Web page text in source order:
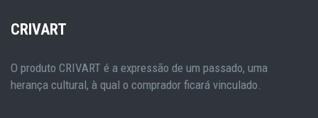
CRIVART
O produto CRIVART é a expressão de um passado, uma
herança cultural, à qual o comprador ficará vinculado.